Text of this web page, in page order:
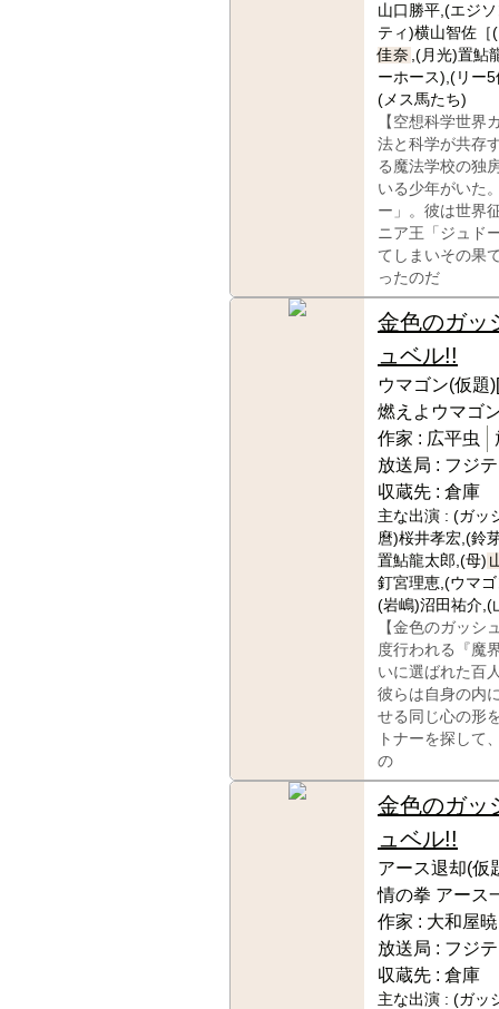
山口勝平,(エジ
ティ)横山智佐［
佳奈 ,(月光)置鮎
ーホース),(リー
(メス馬たち)
【空想科学世界
法と科学が共存
る魔法学校の独
いる少年がいた
ー」。彼は世界
ニア王「ジュド
てしまいその果
ったのだ
金色のガッ
ュベル!!
ウマゴン(仮題
燃えよウマゴ
作家 : 広平虫
放送局 : フジ
収蔵先 : 倉庫
主な出演 : (ガッ
麿)桜井孝宏,(鈴
置鮎龍太郎,(母)
釘宮理恵,(ウマ
(岩嶋)沼田祐介,(
【金色のガッ
度行われる『魔
いに選ばれた百
彼らは自身の内
せる同じ心の形
トナーを探して
の
金色のガッ
ュベル!!
アース退却(仮
情の拳 アース
作家 : 大和屋暁
放送局 : フジ
収蔵先 : 倉庫
主な出演 : (ガッ